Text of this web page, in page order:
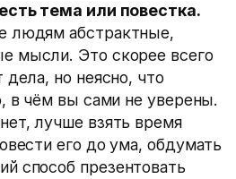
тема или повестка.
людям абстрактные,
мысли. Это скорее всего
дела, но неясно, что
в чём вы сами не уверены.
лучше взять время
его до ума, обдумать
способ презентовать